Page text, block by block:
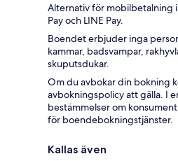
Alternativ för mobilbetalning
Pay och LINE Pay.
Boendet erbjuder inga
kammar, badsvampar,
skuputsdukar.
Om du avbokar din bokning
avbokningspolicy att gälla. I
bestämmelser om
för boendebokningstjänster.
Kallas även